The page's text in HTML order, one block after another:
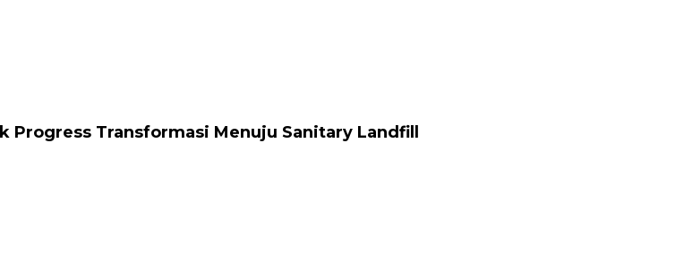
Transformasi Menuju Sanitary Landfill